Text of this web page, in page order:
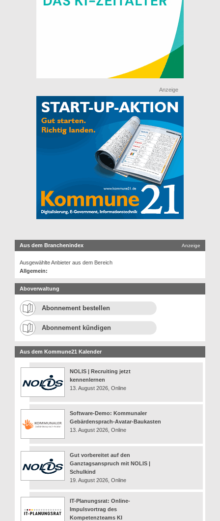
Anzeige
Aus dem Branchenindex Anzeige
Ausgewählte Anbieter aus dem Bereich
Allgemein:
Aboverwaltung
Abonnement bestellen
Abonnement kündigen
Aus dem Kommune21 Kalender
NOLIS | Recruiting jetzt
kennenlernen
13. August 2026, Online
Software-Demo: Kommunaler
Gebärdensprach-Avatar-Baukasten
13. August 2026, Online
Gut vorbereitet auf den
Ganztagsanspruch mit NOLIS |
Schulkind
19. August 2026, Online
IT-Planungsrat: Online-
Impulsvortrag des
Kompetenzteams KI